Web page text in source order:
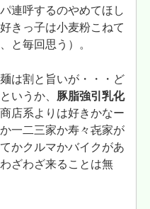
連呼するのやめてほし
きっ子は小麦粉こねて
と毎回思う）。
は割と旨いが・・・ど
いうか、 豚脂強引乳化
店系よりは好きかなー
一二三家か寿々㐂家が
かクルマかバイクがあ
ざわざ来ることは無